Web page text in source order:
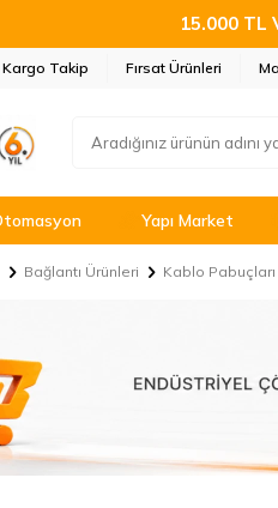
15.000 TL
Kargo Takip Fırsat Ürünleri
Yapı Market
Bağlantı Ürünleri Kablo